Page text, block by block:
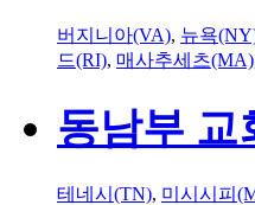
버지니아(VA), 뉴욕
드(RI), 매사추세츠(MA)
동남부 교
테네시(TN), 미시시피